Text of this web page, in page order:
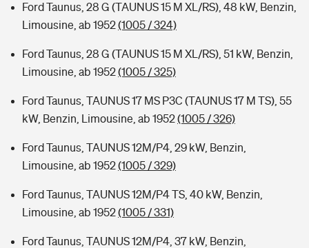
Ford Taunus, 28 G (TAUNUS 15 M XL/RS), 48 kW, Benzin,
Limousine, ab 1952(1005 / 324)
Ford Taunus, 28 G (TAUNUS 15 M XL/RS), 51 kW, Benzin,
Limousine, ab 1952(1005 / 325)
Ford Taunus, TAUNUS 17 MS P3C (TAUNUS 17 M TS), 55
kW, Benzin, Limousine, ab 1952(1005 / 326)
Ford Taunus, TAUNUS 12M/P4, 29 kW, Benzin,
Limousine, ab 1952(1005 / 329)
Ford Taunus, TAUNUS 12M/P4 TS, 40 kW, Benzin,
Limousine, ab 1952(1005 / 331)
Ford Taunus, TAUNUS 12M/P4, 37 kW, Benzin,